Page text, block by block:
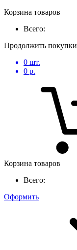
Корзина товаров
Всего:
Продолжить покупки
0 шт.
0 р.
Корзина товаров
Всего:
Оформить